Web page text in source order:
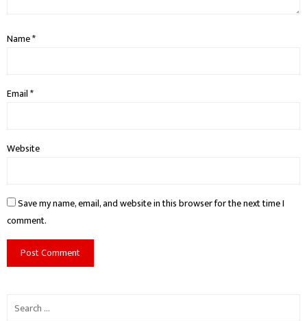
Name*
Email*
Website
Save my name, email, and website in this browser for the next time I
comment.
Search